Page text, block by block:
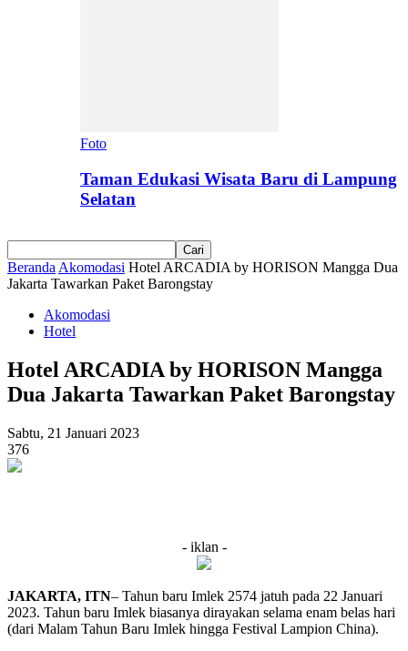
Foto
Taman Edukasi Wisata Baru di Lampung
Selatan
Beranda Akomodasi Hotel ARCADIA by HORISON Mangga Dua
Jakarta Tawarkan Paket Barongstay
Akomodasi
Hotel
Hotel ARCADIA by HORISON Mangga
Dua Jakarta Tawarkan Paket Barongstay
Sabtu, 21 Januari 2023
376
- iklan -
JAKARTA, ITN– Tahun baru Imlek 2574 jatuh pada 22 Januari
2023. Tahun baru Imlek biasanya dirayakan selama enam belas hari
(dari Malam Tahun Baru Imlek hingga Festival Lampion China).